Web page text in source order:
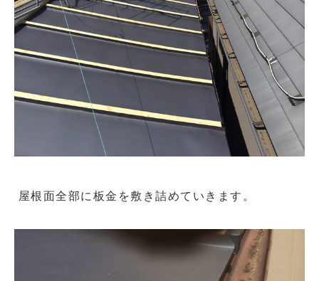
屋根面全部に板金を敷き詰めていきます。